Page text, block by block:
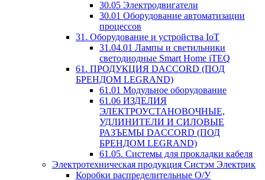
30.05 Электродвигатели
30.01 Оборудование автоматизации
процессов
31. Оборудование и устройства IoT
31.04.01 Лампы и светильники
светодиодные Smart Home iTEQ
61. ПРОДУКЦИЯ DACCORD (ПОД
БРЕНДОМ LEGRAND)
61.01 Модульное оборудование
61.06 ИЗДЕЛИЯ
ЭЛЕКТРОУСТАНОВОЧНЫЕ,
УДЛИНИТЕЛИ И СИЛОВЫЕ
РАЗЪЕМЫ DACCORD (ПОД
БРЕНДОМ LEGRAND)
61.05. Системы для прокладки кабеля
Электротехническая продукция Систэм Электрик
Коробки распределительные О/У